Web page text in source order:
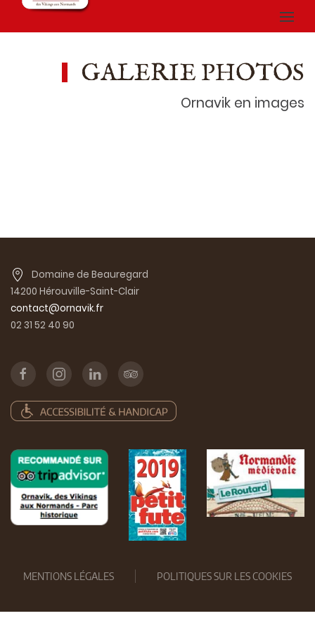
GALERIE PHOTOS
Ornavik en images
Domaine de Beauregard
14200 Hérouville-Saint-Clair
contact@ornavik.fr
02 31 52 40 90
MENTIONS LÉGALES POLITIQUES SUR LES COOKIES